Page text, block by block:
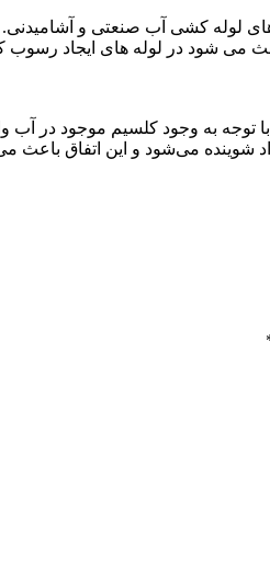
لوله کشی آب صنعتی و
می شود در لوله های ایجاد رسوب
توجه به وجود کلسیم موجود در
می‌شود و این اتفاق باعث